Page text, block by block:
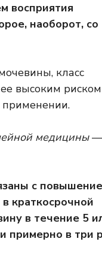
восприятия
наоборот, со
класс
высоким риском
медицины—
с
краткосрочной
в течение 5
примерно в три